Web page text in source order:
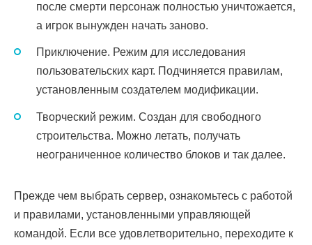
после смерти персонаж полностью уничтожается,
а игрок вынужден начать заново.
Приключение. Режим для исследования
пользовательских карт. Подчиняется правилам,
установленным создателем модификации.
Творческий режим. Создан для свободного
строительства. Можно летать, получать
неограниченное количество блоков и так далее.
Прежде чем выбрать сервер, ознакомьтесь с работой
и правилами, установленными управляющей
командой. Если все удовлетворительно, переходите к